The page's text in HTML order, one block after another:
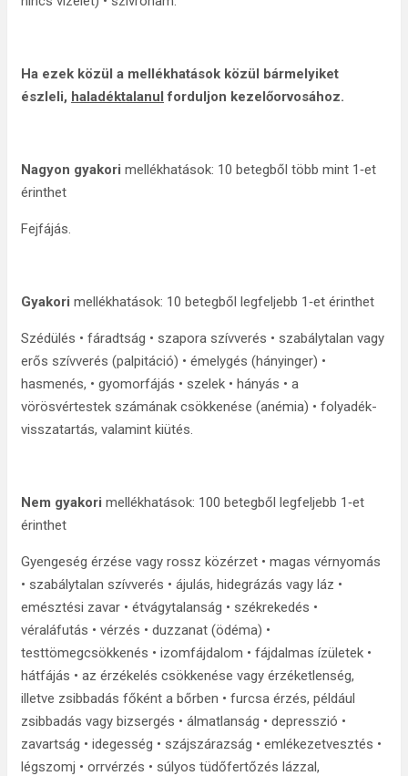
Ha ezek közül a mellékhatások közül bármelyiket
észleli, haladéktalanul forduljon kezelőorvosához.
Nagyon gyakori mellékhatások: 10 betegből több mint 1‑et
érinthet
Fejfájás.
Gyakori mellékhatások: 10 betegből legfeljebb 1‑et érinthet
Szédülés • fáradtság • szapora szívverés • szabálytalan vagy
erős szívverés (palpitáció) • émelygés (hányinger) •
hasmenés, • gyomorfájás • szelek • hányás • a
vörösvértestek számának csökkenése (anémia) • folyadék-
visszatartás, valamint kiütés.
Nem gyakori mellékhatások: 100 betegből legfeljebb 1‑et
érinthet
Gyengeség érzése vagy rossz közérzet • magas vérnyomás
• szabálytalan szívverés • ájulás, hidegrázás vagy láz •
emésztési zavar • étvágytalanság • székrekedés •
véraláfutás • vérzés • duzzanat (ödéma) •
testtömegcsökkenés • izomfájdalom • fájdalmas ízületek •
hátfájás • az érzékelés csökkenése vagy érzéketlenség,
illetve zsibbadás főként a bőrben • furcsa érzés, például
zsibbadás vagy bizsergés • álmatlanság • depresszió •
zavartság • idegesség • szájszárazság • emlékezetvesztés •
légszomj • orrvérzés • súlyos tüdőfertőzés lázzal,